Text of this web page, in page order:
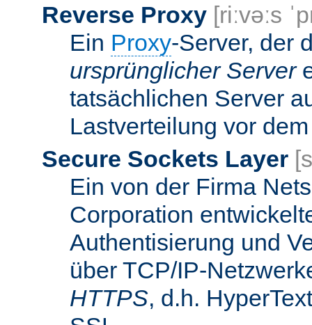
Reverse Proxy [riːvəːs
Ein Proxy-Server, der
ursprünglicher Server
tatsächlichen Server
Lastverteilung vor
Secure Sockets Layer
Ein von der Firma
Corporation
Authentisierung und
über TCP/IP-
HTTPS, d.h.